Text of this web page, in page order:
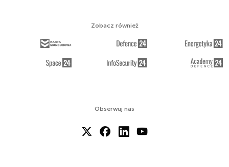
Obserwuj nas
Zobacz również